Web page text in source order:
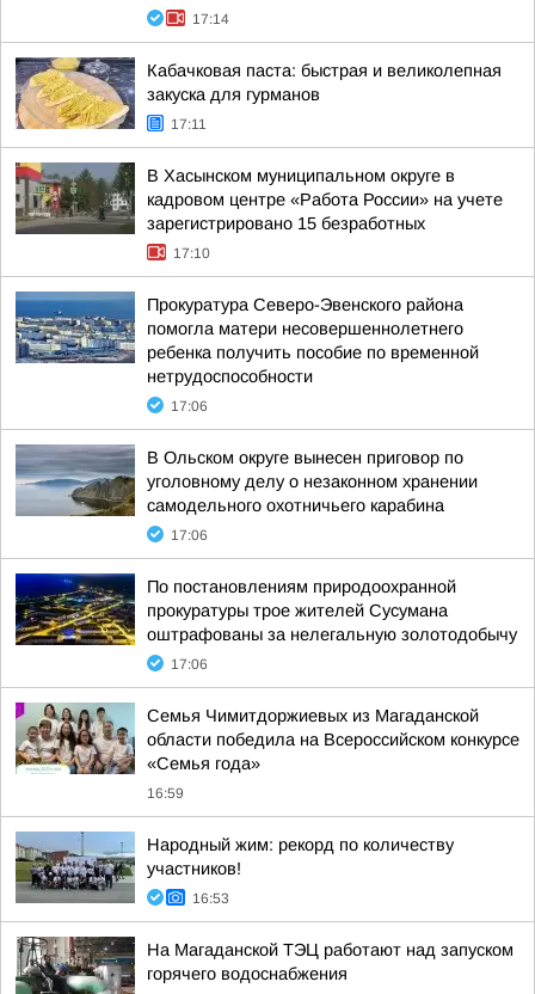
17:14
Кабачковая паста: быстрая и великолепная
закуска для гурманов
17:11
В Хасынском муниципальном округе в
кадровом центре «Работа России» на учете
зарегистрировано 15 безработных
17:10
Прокуратура Северо-Эвенского района
помогла матери несовершеннолетнего
ребенка получить пособие по временной
нетрудоспособности
17:06
В Ольском округе вынесен приговор по
уголовному делу о незаконном хранении
самодельного охотничьего карабина
17:06
По постановлениям природоохранной
прокуратуры трое жителей Сусумана
оштрафованы за нелегальную золотодобычу
17:06
Семья Чимитдоржиевых из Магаданской
области победила на Всероссийском конкурсе
«Семья года»
16:59
Народный жим: рекорд по количеству
участников!
16:53
На Магаданской ТЭЦ работают над запуском
горячего водоснабжения